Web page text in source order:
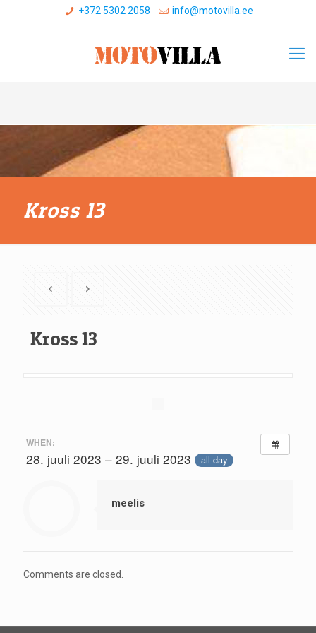
+372 5302 2058 info@motovilla.ee
Kross 13
Kross 13
WHEN:
28. juuli 2023 – 29. juuli 2023 all-day
meelis
Comments are closed.